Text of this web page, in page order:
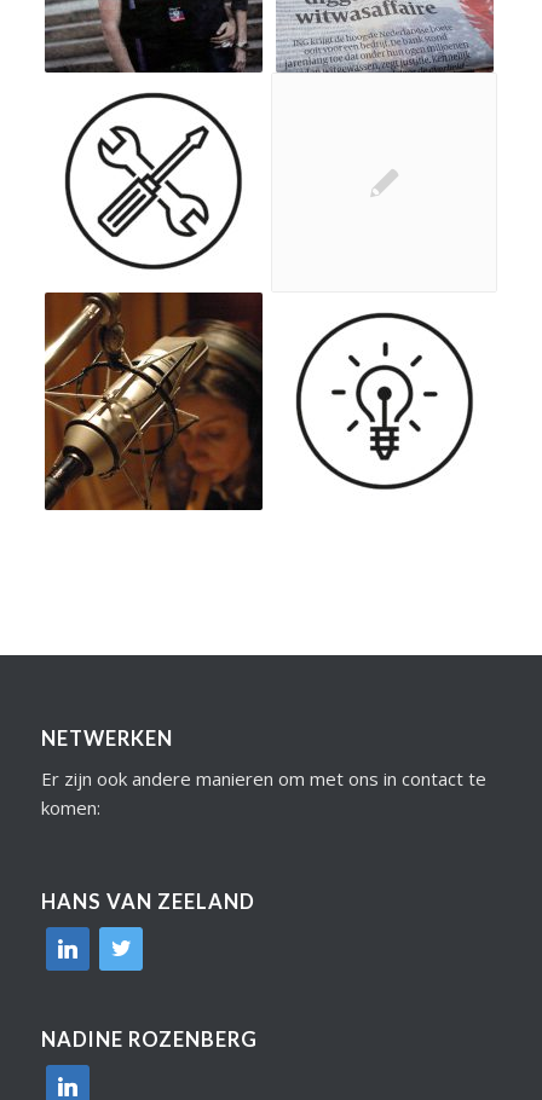
NETWERKEN
Er zijn ook andere manieren om met ons in contact te
komen:
HANS VAN ZEELAND
linkedin
twitter
NADINE ROZENBERG
linkedin